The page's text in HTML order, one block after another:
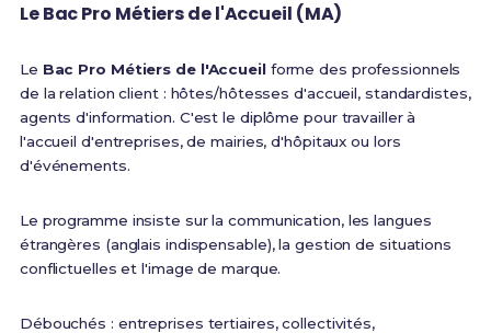
Le Bac Pro Métiers de l'Accueil (MA)
Le Bac Pro Métiers de l'Accueilforme des professionnels
de la relation client : hôtes/hôtesses d'accueil, standardistes,
agents d'information. C'est le diplôme pour travailler à
l'accueil d'entreprises, de mairies, d'hôpitaux ou lors
d'événements.
Le programme insiste sur la communication, les langues
étrangères (anglais indispensable), la gestion de situations
conflictuelles et l'image de marque.
Débouchés : entreprises tertiaires, collectivités,